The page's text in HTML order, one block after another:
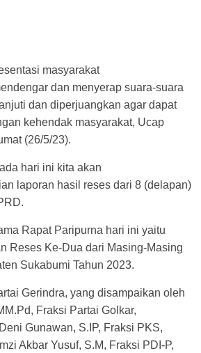
masyarakat
dan menyerap suara-suara
dan diperjuangkan agar dapat
kehendak masyarakat, Ucap
(26/5/23).
hari ini kita akan
laporan hasil reses dari 8 (delapan)
Rapat Paripurna hari ini yaitu
Reses Ke-Dua dari Masing-Masing
Sukabumi Tahun 2023.
Gerindra, yang disampaikan oleh
Fraksi Partai Golkar,
Gunawan, S.IP, Fraksi PKS,
Akbar Yusuf, S.M, Fraksi PDI-P,